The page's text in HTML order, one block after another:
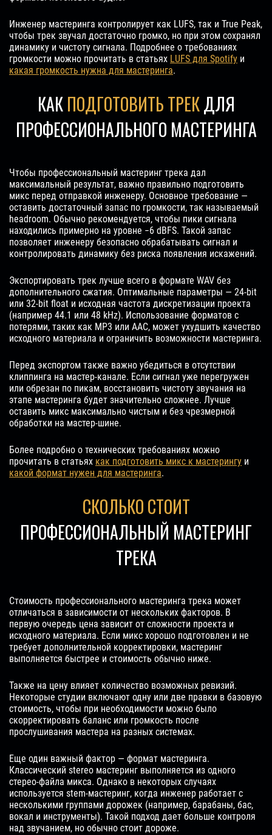
Инженер мастеринга контролирует как LUFS, так и True Peak,
чтобы трек звучал достаточно громко, но при этом сохранял
динамику и чистоту сигнала. Подробнее о требованиях
громкости можно прочитать в статьях LUFS для Spotify и
какая громкость нужна для мастеринга.
КАКПОДГОТОВИТЬ ТРЕКДЛЯ
ПРОФЕССИОНАЛЬНОГО МАСТЕРИНГА
Чтобы профессиональный мастеринг трека дал
максимальный результат, важно правильно подготовить
микс перед отправкой инженеру. Основное требование —
оставить достаточный запас по громкости, так называемый
headroom. Обычно рекомендуется, чтобы пики сигнала
находились примерно на уровне −6 dBFS. Такой запас
позволяет инженеру безопасно обрабатывать сигнал и
контролировать динамику без риска появления искажений.
Экспортировать трек лучше всего в формате WAV без
дополнительного сжатия. Оптимальные параметры — 24-bit
или 32-bit float и исходная частота дискретизации проекта
(например 44.1 или 48 kHz). Использование форматов с
потерями, таких как MP3 или AAC, может ухудшить качество
исходного материала и ограничить возможности мастеринга.
Перед экспортом также важно убедиться в отсутствии
клиппинга на мастер-канале. Если сигнал уже перегружен
или обрезан по пикам, восстановить чистоту звучания на
этапе мастеринга будет значительно сложнее. Лучше
оставить микс максимально чистым и без чрезмерной
обработки на мастер-шине.
Более подробно о технических требованиях можно
прочитать в статьях как подготовить микс к мастерингу и
какой формат нужен для мастеринга.
СКОЛЬКО СТОИТ
ПРОФЕССИОНАЛЬНЫЙ МАСТЕРИНГ
ТРЕКА
Стоимость профессионального мастеринга трека может
отличаться в зависимости от нескольких факторов. В
первую очередь цена зависит от сложности проекта и
исходного материала. Если микс хорошо подготовлен и не
требует дополнительной корректировки, мастеринг
выполняется быстрее и стоимость обычно ниже.
Также на цену влияет количество возможных ревизий.
Некоторые студии включают одну или две правки в базовую
стоимость, чтобы при необходимости можно было
скорректировать баланс или громкость после
прослушивания мастера на разных системах.
Еще один важный фактор — формат мастеринга.
Классический stereo мастеринг выполняется из одного
стерео-файла микса. Однако в некоторых случаях
используется stem-мастеринг, когда инженер работает с
несколькими группами дорожек (например, барабаны, бас,
вокал и инструменты). Такой подход дает больше контроля
над звучанием, но обычно стоит дороже.